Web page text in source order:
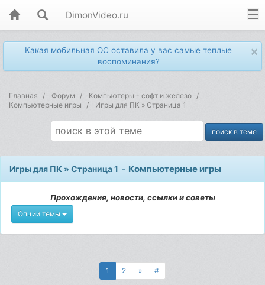
DimonVideo.ru
×
Какая мобильная ОС оставила у вас самые теплые
воспоминания?
Главная Форум
Компьютеры - софт и железо
Компьютерные игры
Игры для ПК » Страница 1
Игры для ПК » Страница 1 - Компьютерные игры
Прохождения, новости, ссылки и советы
Опции темы
1 2 » #